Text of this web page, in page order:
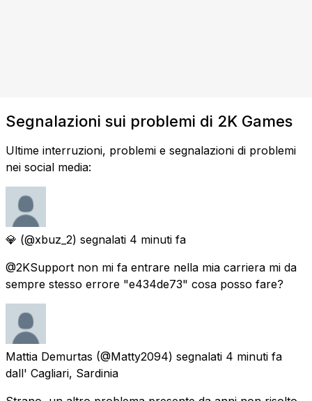
Segnalazioni sui problemi di 2K Games
Ultime interruzioni, problemi e segnalazioni di problemi
nei social media:
💎 (@xbuz_2) segnalati 4 minuti fa
@2KSupport non mi fa entrare nella mia carriera mi da
sempre stesso errore "e434de73" cosa posso fare?
Mattia Demurtas (@Matty2094) segnalati 4 minuti fa
dall' Cagliari, Sardinia